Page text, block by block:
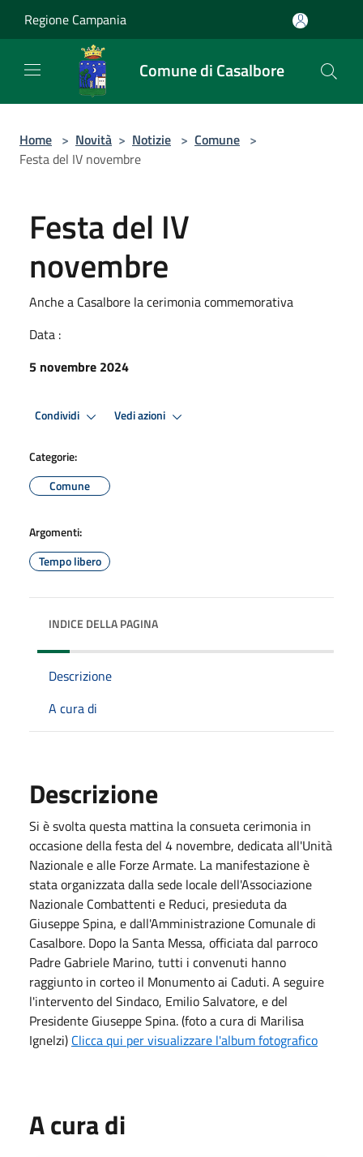
Regione Campania
Comune di Casalbore
Home > Novità > Notizie > Comune >
Festa del IV novembre
Festa del IV
novembre
Anche a Casalbore la cerimonia commemorativa
Data :
5 novembre 2024
Condividi Vedi azioni
Categorie:
Comune
Argomenti:
Tempo libero
INDICE DELLA PAGINA
Descrizione
A cura di
Descrizione
Si è svolta questa mattina la consueta cerimonia in
occasione della festa del 4 novembre, dedicata all'Unità
Nazionale e alle Forze Armate. La manifestazione è
stata organizzata dalla sede locale dell'Associazione
Nazionale Combattenti e Reduci, presieduta da
Giuseppe Spina, e dall'Amministrazione Comunale di
Casalbore. Dopo la Santa Messa, officiata dal parroco
Padre Gabriele Marino, tutti i convenuti hanno
raggiunto in corteo il Monumento ai Caduti. A seguire
l'intervento del Sindaco, Emilio Salvatore, e del
Presidente Giuseppe Spina. (foto a cura di Marilisa
Ignelzi) Clicca qui per visualizzare l'album fotografico
A cura di